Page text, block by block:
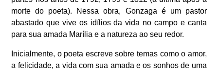
morte do poeta). Nessa obra, Gonzaga é um pastor
abastado que vive os idílios da vida no campo e canta
para sua amada Marília e a natureza ao seu redor.
Inicialmente, o poeta escreve sobre temas como o amor,
a felicidade, a vida com sua amada e os sonhos de uma